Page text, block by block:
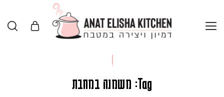
Tag: משמנה במחבת